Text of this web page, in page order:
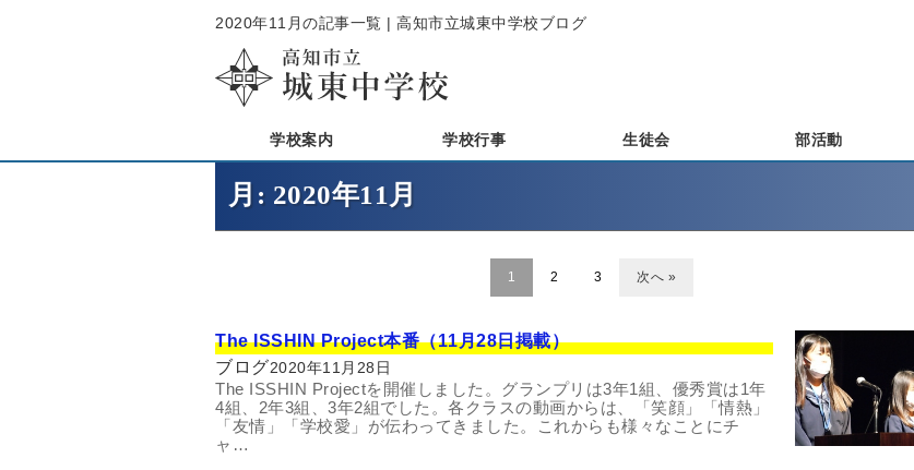
2020年11月の記事一覧 | 高知市立城東中学校ブログ
学校案内 学校行事 生徒会 部活動
月: 2020年11月
1 2 3 次へ »
The ISSHIN Project本番（11月28日掲載）
ブログ2020年11月28日
The ISSHIN Projectを開催しました。グランプリは3年1組、優秀賞は1年
4組、2年3組、3年2組でした。各クラスの動画からは、「笑顔」「情熱」
「友情」「学校愛」が伝わってきました。これからも様々なことにチ
ャ…